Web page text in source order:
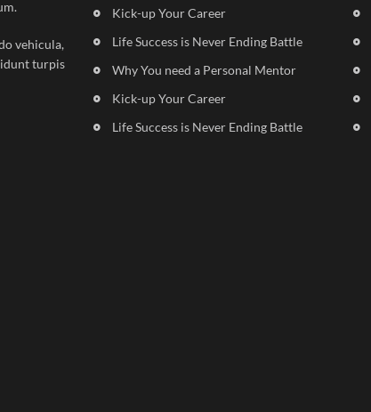
vehicula,
turpis
Kick-up Your Career
Life Success is Never Ending Battle
Why You need a Personal Mentor
Kick-up Your Career
Life Success is Never Ending Battle